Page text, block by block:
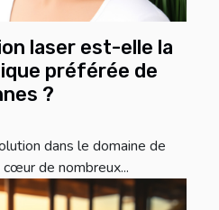
laser est-elle la
préférée de
?
dans le domaine de
de nombreux...